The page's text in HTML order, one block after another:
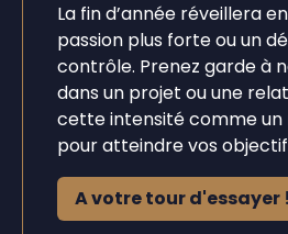
La fin d’année réveillera
passion plus forte ou un
contrôle. Prenez garde à
dans un projet ou une
cette intensité comme
pour atteindre vos
A votre tour d'essayer !